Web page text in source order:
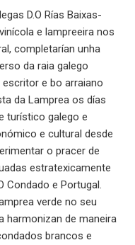
D.O Rías Baixas-
e lampreeira nos
completarían unha
da raia galego
e bo arraiano
da Lamprea os días
turístico galego e
e cultural desde
o pracer de
estratexicamente
Condado e Portugal.
verde no seu
harmonizan de maneira
brancos e